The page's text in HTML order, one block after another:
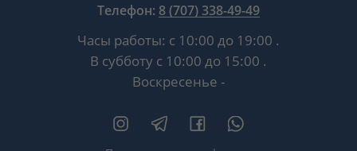
Телефон: 8 (707) 338-49-49
Часы работы: с 10:00 до 19:00 .
В субботу с 10:00 до 15:00 .
Воскресенье -